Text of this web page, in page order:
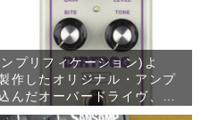
プリフィケーション)よ
作したオリジナル・アンプ
んだオーバードライヴ、